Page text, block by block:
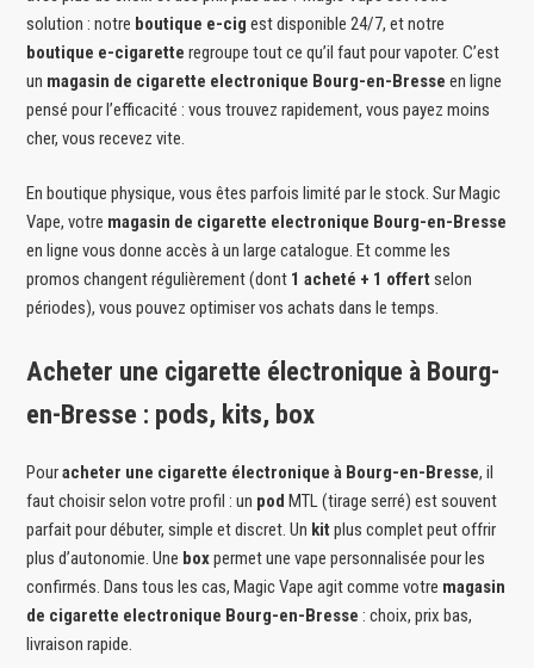
solution : notre boutique e-cig est disponible 24/7, et notre
boutique e-cigarette regroupe tout ce qu’il faut pour vapoter. C’est
un magasin de cigarette electronique Bourg-en-Bresse en ligne
pensé pour l’efficacité : vous trouvez rapidement, vous payez moins
cher, vous recevez vite.
En boutique physique, vous êtes parfois limité par le stock. Sur Magic
Vape, votre magasin de cigarette electronique Bourg-en-Bresse
en ligne vous donne accès à un large catalogue. Et comme les
promos changent régulièrement (dont 1 acheté + 1 offert selon
périodes), vous pouvez optimiser vos achats dans le temps.
Acheter une cigarette électronique à Bourg-
en-Bresse : pods, kits, box
Pouracheter une cigarette électronique à Bourg-en-Bresse, il
faut choisir selon votre profil : un pod MTL (tirage serré) est souvent
parfait pour débuter, simple et discret. Un kit plus complet peut offrir
plus d’autonomie. Une boxpermet une vape personnalisée pour les
confirmés. Dans tous les cas, Magic Vape agit comme votre magasin
de cigarette electronique Bourg-en-Bresse : choix, prix bas,
livraison rapide.